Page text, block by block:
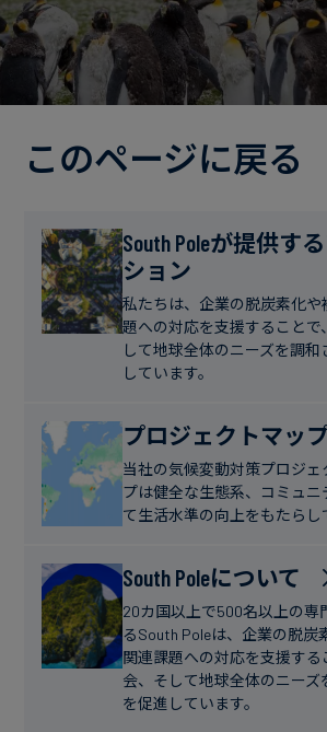
誠
実
へ
り
み
ギ
ー・
電
ガ
ス
食
飲
料
ス
テ
ナ
ブ
フ
ァ
イ
ナ
ン
ベ
ン
ト
ブ
ロ
ー
ス
ス
デ
ィ
ニ
ー
ス
このページに戻る
South Poleが提供す
ション
私たちは、企業の脱炭素化
題への対応を支援することで
して地球全体のニーズを調和
しています。
プロジェクトマッ
当社の気候変動対策プロジェ
プは健全な生態系、コミュニ
て生活水準の向上をもたらし
South Poleについて
20カ国以上で500名以上の専
るSouth Poleは、企業の脱炭
関連課題への対応を支援する
会、そして地球全体のニーズ
を促進しています。